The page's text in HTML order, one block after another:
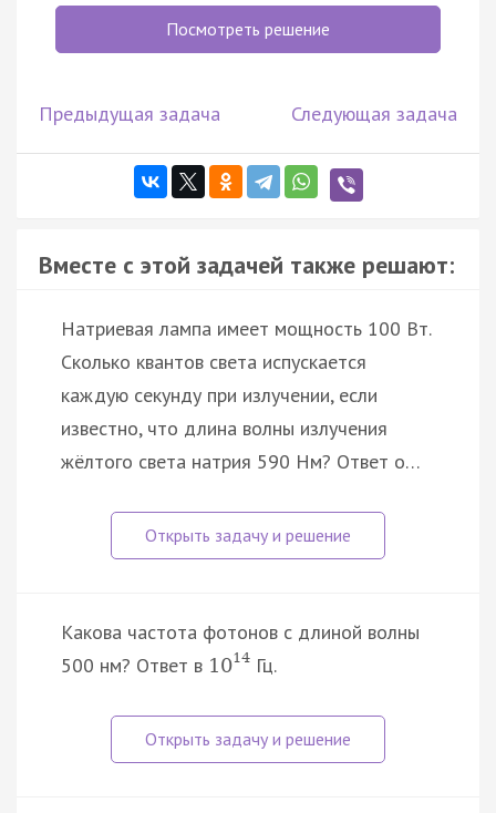
Посмотреть решение
Предыдущая задача Следующая задача
Вместе с этой задачей также решают:
Натриевая лампа имеет мощность 100 Вт.
Сколько квантов света испускается
каждую секунду при излучении, если
известно, что длина волны излучения
жёлтого света натрия 590 Нм? Ответ о…
Какова частота фотонов с длиной волны
500 нм? Ответ в 1014 Гц.